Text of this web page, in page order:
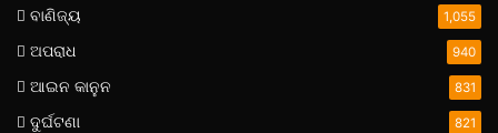
ବାଣିଜ୍ୟ 1,055
ଅପରାଧ 940
ଆଇନ କାନୁନ 831
ଦୁର୍ଘଟଣା 821